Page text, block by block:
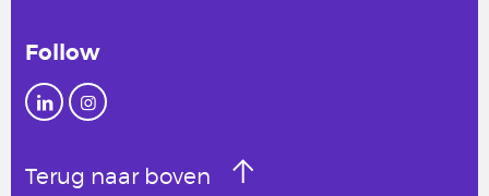
Follow
Terug naar boven